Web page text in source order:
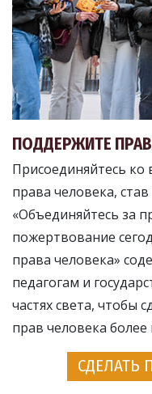
ПОДДЕРЖИТЕ
Присоединяйтесь
права человека,
«Объединяйтесь за
пожертвование
права человека»
педагогам и
частях света, чтобы
прав человека более
СДЕЛАТЬ